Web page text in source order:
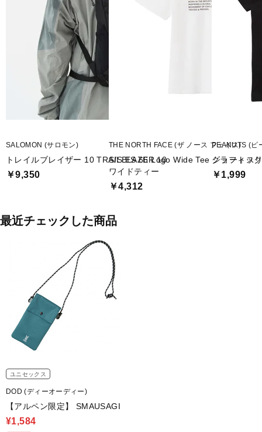
SALOMON (サロモン)
トレイルブレイザー 10 TRAILBLAZER 10
￥9,350
THE NORTH FACE (ザ ノース フェイス)
S/S ES 66 Logo Wide Tee ショートス
ワイドティー
￥4,312
PEANUTS (ピ
グラフィッ
￥1,999
最近チェックした商品
ユニセックス
DOD (ディーオーディー)
【アルペン限定】 SMAUSAGI
¥1,584